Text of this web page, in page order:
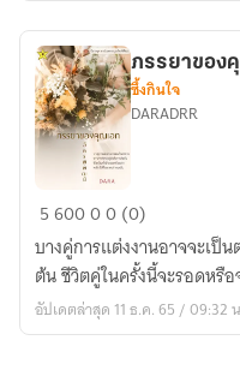
ภรรยา
คุณ
เอก
อัคร
ภรรยาขอ
ซึ้งกินใจ
DARADRR
560000 (0)
บางคู่การแต่งงานอาจจะเป็นตอนจบ ทว่าสำหรับบางคู่
ต้น ชีวิตคู่ในครั้งนี้จะรอด
อัปเดตล่าสุด 11 ธ.ค. 65 / 09:32